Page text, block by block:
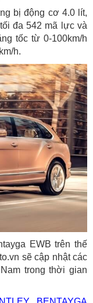
bị động cơ 4.0 lít,
đa 542 mã lực và
tốc từ 0-100km/h
h.
EWB trên thế
sẽ cập nhật các
trong thời gian